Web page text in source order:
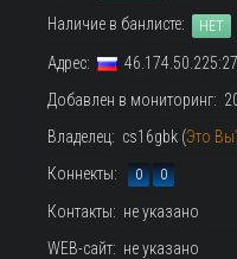
Наличие в банлисте: НЕТ
Адрес:
Добавлен в мониторинг:
Владелец: cs16gbk (Это
Коннекты: 0 0
Контакты: не указано
WEB-сайт: не указано